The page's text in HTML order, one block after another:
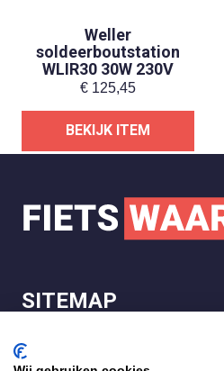
Weller
soldeerboutstation
WLIR30 30W 230V
€ 125,45
BEKIJK ITEM
SITEMAP
LEGAL